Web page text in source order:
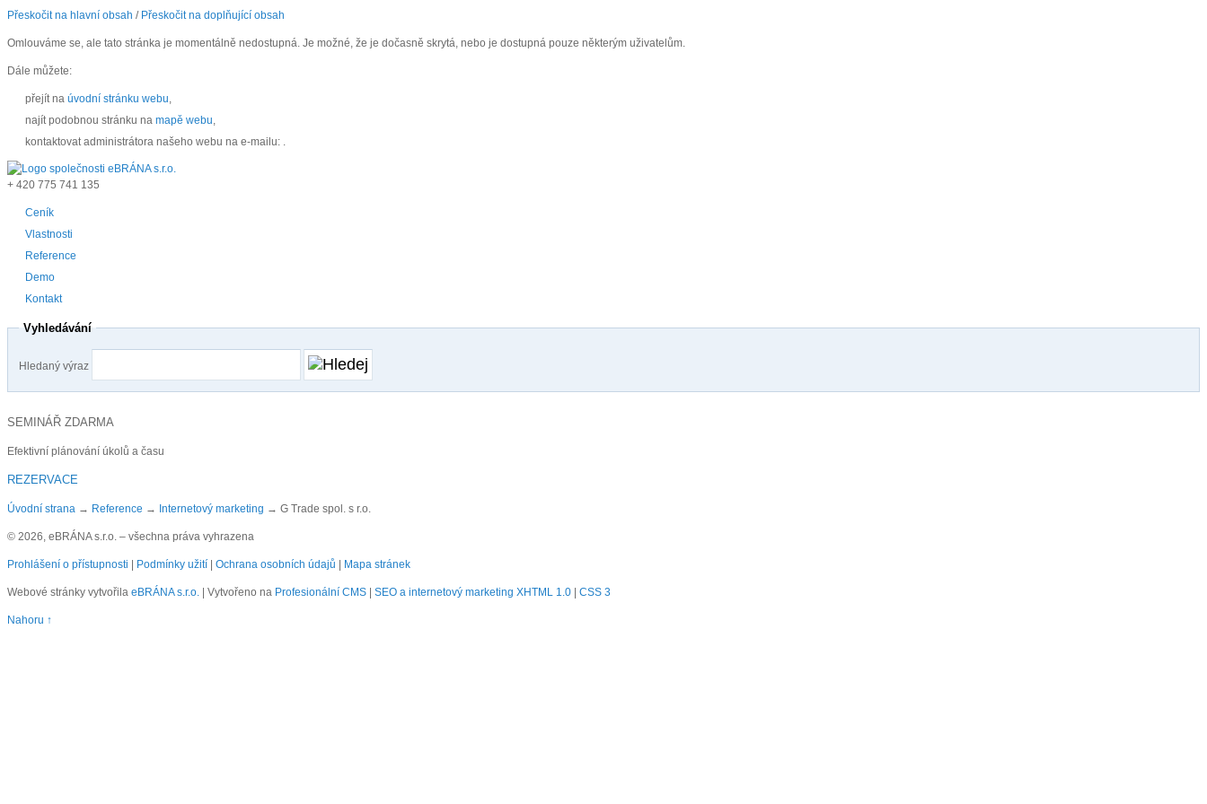
Přeskočit na hlavní obsah / Přeskočit na doplňující obsah
Omlouváme se, ale tato stránka je momentálně nedostupná. Je možné, že je dočasně skrytá, nebo je dostupná pouze některým uživatelům.
Dále můžete:
přejít naúvodní stránku webu,
najít podobnou stránku namapě webu,
kontaktovat administrátora našeho webu na e-mailu: .
+ 420 775 741 135
Ceník
Vlastnosti
Reference
Demo
Kontakt
Vyhledávání
Hledaný výraz
SEMINÁŘ ZDARMA
Efektivní plánování úkolů a času
REZERVACE
Úvodní strana → Reference → Internetový marketing → G Trade spol. s r.o.
© 2026, eBRÁNA s.r.o. – všechna práva vyhrazena
Prohlášení o přístupnosti Podmínky užití Ochrana osobních údajů Mapa stránek
Webové stránky vytvořila eBRÁNA s.r.o. | Vytvořeno na Profesionální CMS SEO a internetový marketing XHTML 1.0 CSS 3
Nahoru ↑